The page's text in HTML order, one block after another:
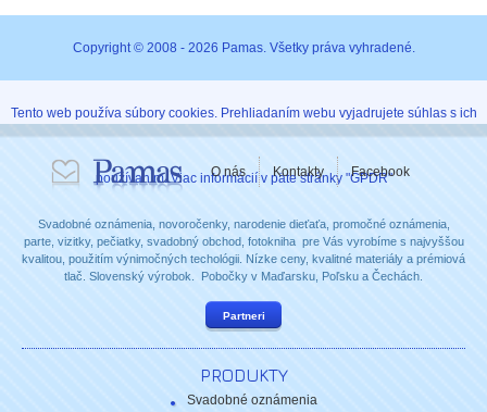
Copyright © 2008 - 2026 Pamas. Všetky práva vyhradené.
Tento web používa súbory cookies. Prehliadaním webu vyjadrujete súhlas s ich
používaním. Viac informácií v päte stránky "GPDR"
O nás Kontakty Facebook
Svadobné oznámenia, novoročenky, narodenie dieťaťa, promočné oznámenia,
parte, vizitky, pečiatky, svadobný obchod, fotokniha pre Vás vyrobíme s najvyššou
kvalitou, použitím výnimočných techológii. Nízke ceny, kvalitné materiály a prémiová
tlač. Slovenský výrobok. Pobočky v Maďarsku, Poľsku a Čechách.
Partneri
PRODUKTY
Svadobné oznámenia